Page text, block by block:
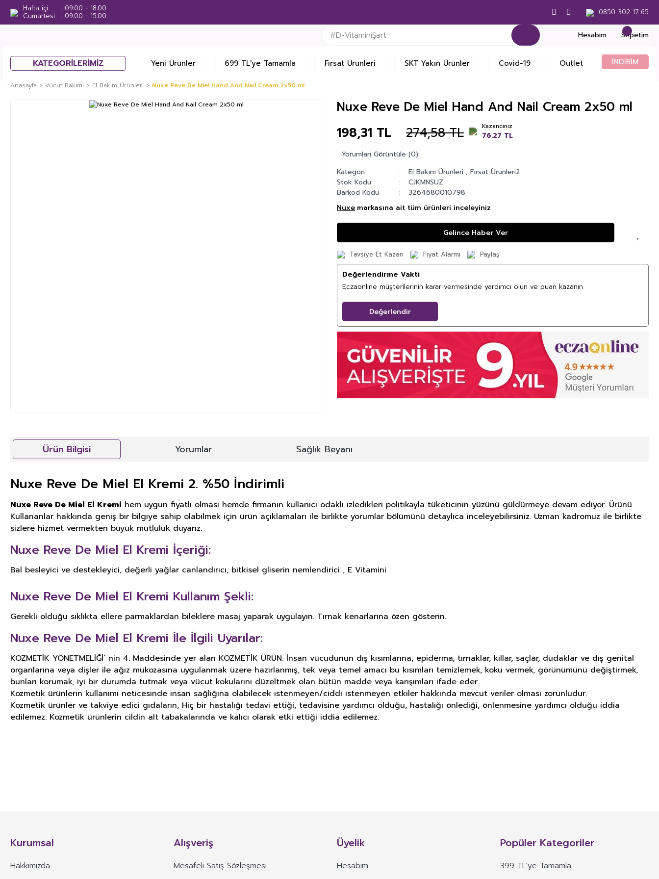
Hafta içi
09:00 - 18:00
Cumartesi
09:00 - 15:00 0850 302 17 65
Hesabım Sepetim
KATEGORİLERİMİZ Yeni Ürünler 699 TL'ye Tamamla Fırsat Ürünleri SKT Yakın Ürünler Covid-19 Outlet İNDİRİM
Anasayfa Vücut Bakımı El Bakım Ürünleri Nuxe Reve De Miel Hand And Nail Cream 2x50 ml
Nuxe Reve De Miel Hand And Nail Cream 2x50 ml
198,31 TL
274,58 TL Kazancınız
76.27 TL
Yorumları Görüntüle (0)
Kategori
El Bakım Ürünleri ,Fırsat Ürünleri2
Stok Kodu
CJKMNSUZ
Barkod Kodu
3264680010798
Nuxe markasına ait tüm ürünleri inceleyiniz
Gelince Haber Ver
Tavsiye Et Kazan Fiyat Alarmı Paylaş
Değerlendirme Vakti
Eczaonline müşterilerinin karar vermesinde yardımcı olun ve puan kazanın
Değerlendir
Ürün Bilgisi Yorumlar Sağlık Beyanı
Nuxe Reve De Miel El Kremi 2. %50 İndirimli
Nuxe Reve De Miel El Kremi hem uygun fiyatlı olması hemde firmanın kullanıcı odaklı izledikleri politikayla tüketicinin yüzünü güldürmeye devam ediyor. Ürünü
Kullananlar hakkında geniş bir bilgiye sahip olabilmek için ürün açıklamaları ile birlikte yorumlar bölümünü detaylıca inceleyebilirsiniz. Uzman kadromuz ile birlikte
sizlere hizmet vermekten büyük mutluluk duyarız.
Nuxe Reve De Miel El Kremi İçeriği:
Bal besleyici ve destekleyici, değerli yağlar canlandırıcı, bitkisel gliserin nemlendirici , E Vitamini
Nuxe Reve De Miel El Kremi Kullanım Şekli:
Gerekli olduğu sıklıkta ellere parmaklardan bileklere masaj yaparak uygulayın. Tırnak kenarlarına özen gösterin.
Nuxe Reve De Miel El Kremi İle İlgili Uyarılar:
KOZMETİK YÖNETMELİĞİ’ nin 4. Maddesinde yer alan KOZMETİK ÜRÜN: İnsan vücudunun dış kısımlarına; epiderma, tırnaklar, kıllar, saçlar, dudaklar ve dış genital
organlarına veya dişler ile ağız mukozasına uygulanmak üzere hazırlanmış, tek veya temel amacı bu kısımları temizlemek, koku vermek, görünümünü değiştirmek,
bunları korumak, iyi bir durumda tutmak veya vücut kokularını düzeltmek olan bütün madde veya karışımları ifade eder.
Kozmetik ürünlerin kullanımı neticesinde insan sağlığına olabilecek istenmeyen/ciddi istenmeyen etkiler hakkında mevcut veriler olması zorunludur.
Kozmetik ürünler ve takviye edici gıdaların, Hiç bir hastalığı tedavi ettiği, tedavisine yardımcı olduğu, hastalığı önlediği, önlenmesine yardımcı olduğu iddia
edilemez. Kozmetik ürünlerin cildin alt tabakalarında ve kalıcı olarak etki ettiği iddia edilemez.
Yorum Yaz
besin öğelerinin veya bunların dışında besleyici veya fizyolojik etkileri bulunan bitki, bitkisel ve hayvansal kaynaklı maddeler, biyoaktif maddeler ve benzeri maddelerin konsantre veya ekstraktlarının tek başına veya
karışımlarının kapsül, tablet, pastil, tek kullanımlık toz paket, sıvı ampul, damlalıklı şişe ve diğer benzeri sıvı veya toz formlarda hazırlanarak günlük alım dozu belirlenmiş ürünleri ifade eder.
TÜRK GIDA KODEKSİ TAKVİYE EDİCİ GIDALAR TEBLİĞİ’ nin 13. Maddesinde
*Takviye edici gıdaların etiketinde, sunumunda ve reklâmında; bir hastalığı önleme, tedavi etme veya iyileştirme özelliğine sahip olduğunu bildiren veya böyle özelliklere atıfta bulunan ifadeler yer alamaz.
Kurumsal
Hakkımızda
Alışveriş
Mesafeli Satış Sözleşmesi
Üyelik
Hesabım
Popüler Kategoriler
399 TL'ye Tamamla